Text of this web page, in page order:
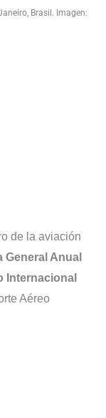
Brasil. Imagen:
de la aviación
General Anual
Internacional
Aéreo